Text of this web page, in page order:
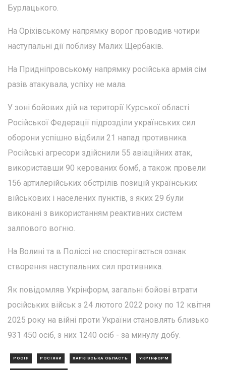
Бурлацького.
На Оріхівському напрямку ворог проводив чотири
наступальні дії поблизу Малих Щербаків.
На Придніпровському напрямку російська армія сім
разів атакувала, успіху не мала.
У зоні бойових дій на території Курської області
Російської Федерації підрозділи українських сил
оборони успішно відбили 21 напад противника.
Російські агресори здійснили 55 авіаційних атак,
використавши 90 керованих бомб, а також провели
156 артилерійських обстрілів позицій українських
військових і населених пунктів, з яких 29 були
виконані з використанням реактивних систем
залпового вогню.
На Волині та в Поліссі не спостерігається ознак
створення наступальних сил противника.
Як повідомляв Укрінформ, загальні бойові втрати
російських військ з 24 лютого 2022 року по 12 квітня
2025 року на війні проти України становлять близько
931 450 осіб, з них 1240 осіб - за минулу добу.
РОСІЯ РОСІЯНИ ХАРКІВСЬКА ОБЛАСТЬ УКРІНФОРМ